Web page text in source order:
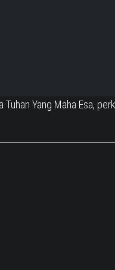
Tuhan Yang Maha Esa,